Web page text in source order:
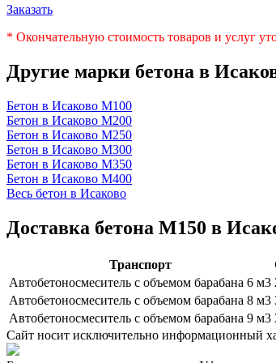
Заказать
* Окончательную стоимость товаров и услуг
Другие марки бетона в
Бетон в Исаково М100
Бетон в Исаково М200
Бетон в Исаково М250
Бетон в Исаково М300
Бетон в Исаково М350
Бетон в Исаково М400
Весь бетон в Исаково
Доставка бетона М150 в
Транспорт
Автобетоносмеситель с объемом барабана 6 м3
Автобетоносмеситель с объемом барабана 8 м3
Автобетоносмеситель с объемом барабана 9 м3
Сайт носит исключительно информационный